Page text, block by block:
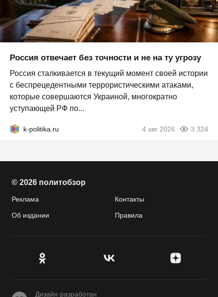
Россия отвечает без точности и не на ту угрозу
Россия сталкивается в текущий момент своей истории
с беспрецедентными террористическими атаками,
которые совершаются Украиной, многократно
уступающей РФ по...
k-politika.ru 4 авг 2026 3 324
© 2026 политобзор
Реклама Контакты
Об издании Правила